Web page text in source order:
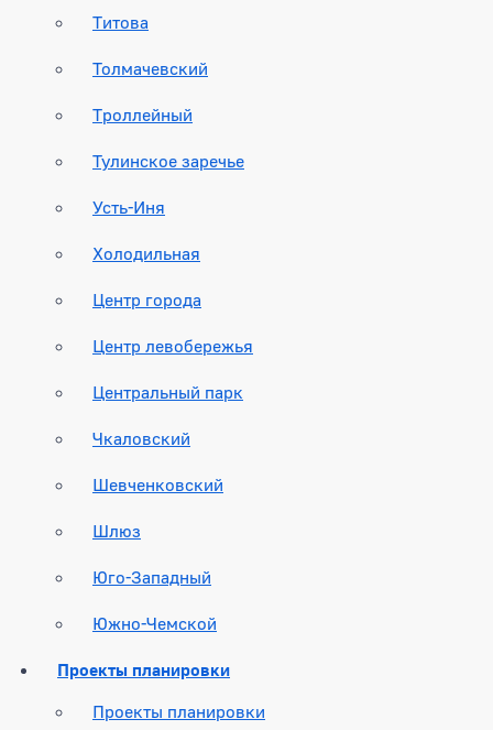
Титова
Толмачевский
Троллейный
Тулинское заречье
Усть-Иня
Холодильная
Центр города
Центр левобережья
Центральный парк
Чкаловский
Шевченковский
Шлюз
Юго-Западный
Южно-Чемской
Проекты планировки
Проекты планировки